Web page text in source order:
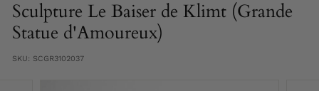
c
i
e
n
Sculpture Le Baiser de Klimt (Grande
Statue d'Amoureux)
SKU: SCGR3102037